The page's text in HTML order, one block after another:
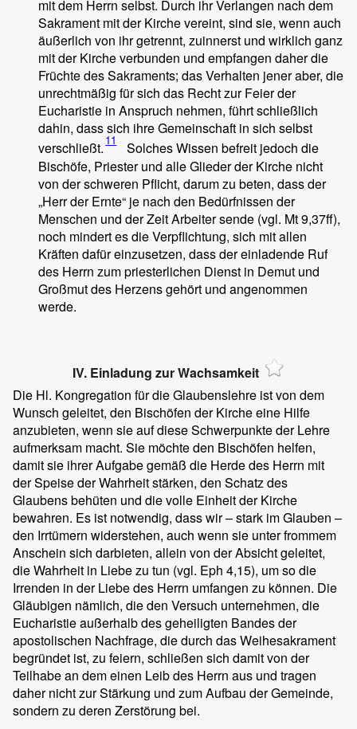
mit dem Herrn selbst. Durch ihr Verlangen nach dem
Sakrament mit der Kirche vereint, sind sie, wenn auch
äußerlich von ihr getrennt, zuinnerst und wirklich ganz
mit der Kirche verbunden und empfangen daher die
Früchte des Sakraments; das Verhalten jener aber, die
unrechtmäßig für sich das Recht zur Feier der
Eucharistie in Anspruch nehmen, führt schließlich
dahin, dass sich ihre Gemeinschaft in sich selbst
verschließt. 11
Solches Wissen befreit jedoch die
Bischöfe, Priester und alle Glieder der Kirche nicht
von der schweren Pflicht, darum zu beten, dass der
„Herr der Ernte“ je nach den Bedürfnissen der
Menschen und der Zeit Arbeiter sende (vgl. Mt 9,37ff),
noch mindert es die Verpflichtung, sich mit allen
Kräften dafür einzusetzen, dass der einladende Ruf
des Herrn zum priesterlichen Dienst in Demut und
Großmut des Herzens gehört und angenommen
werde.
IV. Einladung zur Wachsamkeit
Die Hl. Kongregation für die Glaubenslehre ist von dem
Wunsch geleitet, den Bischöfen der Kirche eine Hilfe
anzubieten, wenn sie auf diese Schwerpunkte der Lehre
aufmerksam macht. Sie möchte den Bischöfen helfen,
damit sie ihrer Aufgabe gemäß die Herde des Herrn mit
der Speise der Wahrheit stärken, den Schatz des
Glaubens behüten und die volle Einheit der Kirche
bewahren. Es ist notwendig, dass wir – stark im Glauben –
den Irrtümern widerstehen, auch wenn sie unter frommem
Anschein sich darbieten, allein von der Absicht geleitet,
die Wahrheit in Liebe zu tun (vgl. Eph 4,15), um so die
Irrenden in der Liebe des Herrn umfangen zu können. Die
Gläubigen nämlich, die den Versuch unternehmen, die
Eucharistie außerhalb des geheiligten Bandes der
apostolischen Nachfrage, die durch das Weihesakrament
begründet ist, zu feiern, schließen sich damit von der
Teilhabe an dem einen Leib des Herrn aus und tragen
daher nicht zur Stärkung und zum Aufbau der Gemeinde,
sondern zu deren Zerstörung bei.